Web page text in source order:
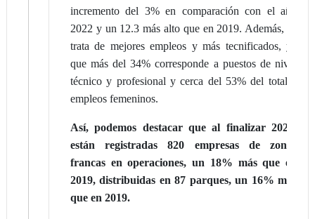
incremento del 3% en comparación con el año
2022 y un 12.3 más alto que en 2019. Además, se
trata de mejores empleos y más tecnificados, ya
que más del 34% corresponde a puestos de nivel
técnico y profesional y cerca del 53% del total a
empleos femeninos.
Así, podemos destacar que al finalizar 2023,
están registradas 820 empresas de zonas
francas en operaciones, un 18% más que en
2019, distribuidas en 87 parques, un 16% más
que en 2019.